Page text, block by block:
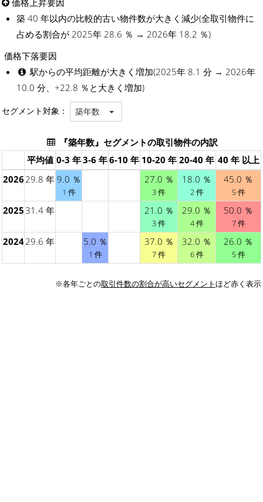
価格上昇要因
築 40 年以内の比較的古い物件数が大きく減少(全取引物件に
占める割合が 2025年 28.6 ％ → 2026年 18.2 ％)
価格下落要因
駅からの平均距離が大きく増加(2025年 8.1 分 → 2026年
10.0 分、+22.8 ％と大きく増加)
セグメント対象： 築年数
『築年数』セグメントの取引物件の内訳
平均値 0-3 年3-6 年6-10 年 10-20 年 20-40 年 40 年 以上
2026 29.8 年 9.0 ％
1 件
27.0 ％
3 件
18.0 ％
2 件
45.0 ％
5 件
2025 31.4 年 21.0 ％
3 件
29.0 ％
4 件
50.0 ％
7 件
202429.6 年 5.0 ％
1 件
37.0 ％
7 件
32.0 ％
6 件
26.0 ％
5 件
※各年ごとの取引件数の割合が高いセグメントほど赤く表示